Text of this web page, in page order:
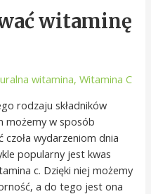
witaminę
witamina,Witamina C
rodzaju składników
możemy w sposób
wydarzeniom dnia
popularny jest kwas
c. Dzięki niej możemy
a do tego jest ona